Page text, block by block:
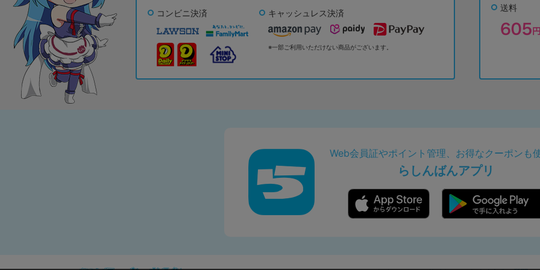
コンビニ決済 キャッシュレス決済
※一部ご利用いただけない商品がございます。
送料
Web会員証やポイント管理、お得なクーポンも
らしんばんアプリ